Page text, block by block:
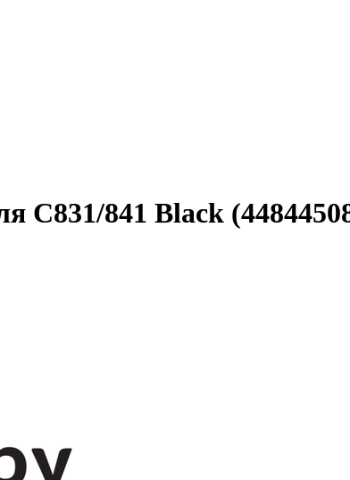
C831/841 Black